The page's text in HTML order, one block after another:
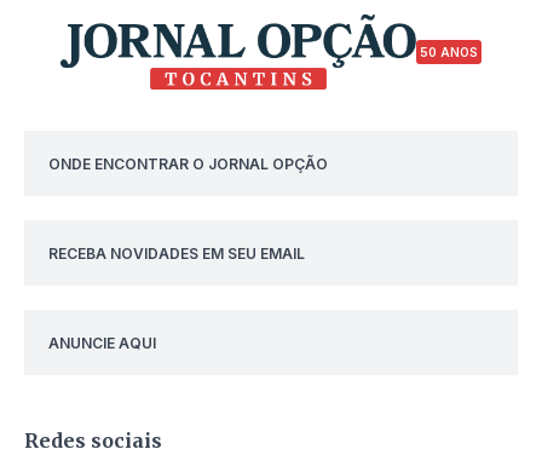
50 ANOS
ONDE ENCONTRAR O JORNAL OPÇÃO
RECEBA NOVIDADES EM SEU EMAIL
ANUNCIE AQUI
Redes sociais